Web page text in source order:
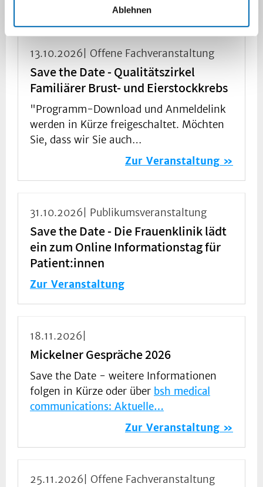
Ablehnen
13.10.2026| Offene Fachveranstaltung
Save the Date - Qualitätszirkel
Familiärer Brust- und Eierstockkrebs
"Programm-Download und Anmeldelink
werden in Kürze freigeschaltet. Möchten
Sie, dass wir Sie auch…
Zur Veranstaltung
31.10.2026| Publikumsveranstaltung
Save the Date - Die Frauenklinik lädt
ein zum Online Informationstag für
Patient:innen
Zur Veranstaltung
18.11.2026|
Mickelner Gespräche 2026
Save the Date - weitere Informationen
folgen in Kürze oder über bsh medical
communications: Aktuelle…
Zur Veranstaltung
25.11.2026| Offene Fachveranstaltung